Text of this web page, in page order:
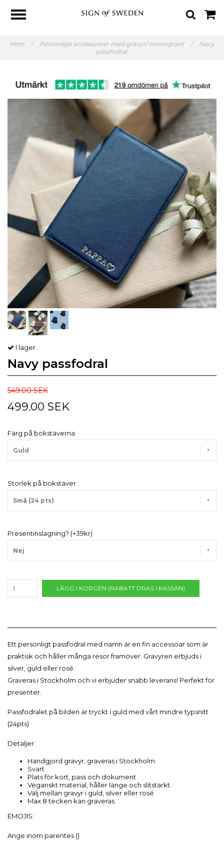
Hem / Personliga accessoarer med gravyr/ monogram /
Navy
passfodral
I lager.
Navy passfodral
549.00 SEK
499.00 SEK
Färg på bokstäverna
Guld
Storlek på bokstäver
Små (24 pts)
Presentinslagning? (+39kr)
Nej
LÄGG I KORGEN (RABATT DRAS I KASSAN)
Ett personligt passfodral med namn är en fin accessoar som är
praktisk och håller många resor framöver. Gravyren erbjuds i
silver, guld eller rosé.
Graveras i Stockholm och vi erbjuder snabb leverans! Perfekt för
presenter.
Passfodralet på bilden är tryckt i guld med vårt mindre typsnitt
(24pts)
Detaljer:
Handgjord gravyr, graveras i Stockholm
Svart
Plats för kort, pass och dokument
Veganskt material, håller länge och slitstarkt
Välj mellan gravyr i guld, silver eller rosé
Max 8 tecken kan graveras
EMOJIS:
Ange inom parentes ()